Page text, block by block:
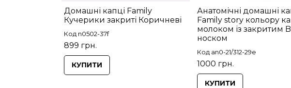
Домашні капці Family
Кучерики закриті Коричневі
Код n0502-37f
899 грн.
КУПИТИ
Анатомічні домашні
Family story кольору
молоком із закритим
носком
Код an0-21/312-29e
1000 грн.
КУПИТИ